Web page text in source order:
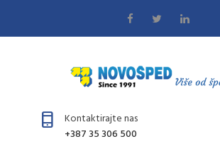
Kontaktirajte nas
+387 35 306 500